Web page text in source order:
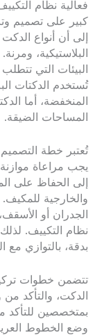
فعالية نظام
كبير على تصميم
إلى أن أنواع
البلاستيكية،
البيئات التي
تُستخدم الدكتات
المنخفضة، أما
المساحات الضيقة.
تُعتبر خطة التصميم
يجب مراعاة موازنة
إلى الحفاظ على
والخارجية
الجدران أو
نظام التكييف.
بدقة، بالتوازي مع
تتضمن خطوات
الدكت، والتأكد من
بمتخصصين للتأكد من
وضع الخطوط